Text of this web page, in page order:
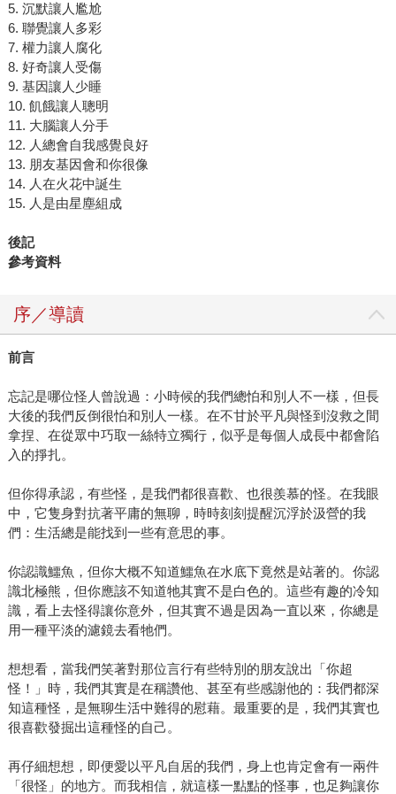
5. 沉默讓人尷尬
6. 聯覺讓人多彩
7. 權力讓人腐化
8. 好奇讓人受傷
9. 基因讓人少睡
10. 飢餓讓人聰明
11. 大腦讓人分手
12. 人總會自我感覺良好
13. 朋友基因會和你很像
14. 人在火花中誕生
15. 人是由星塵組成
後記
參考資料
序／導讀
前言
忘記是哪位怪人曾說過：小時候的我們總怕和別人不一樣，但長
大後的我們反倒很怕和別人一樣。在不甘於平凡與怪到沒救之間
拿捏、在從眾中巧取一絲特立獨行，似乎是每個人成長中都會陷
入的掙扎。
但你得承認，有些怪，是我們都很喜歡、也很羨慕的怪。在我眼
中，它隻身對抗著平庸的無聊，時時刻刻提醒沉浮於汲營的我
們：生活總是能找到一些有意思的事。
你認識鱷魚，但你大概不知道鱷魚在水底下竟然是站著的。你認
識北極熊，但你應該不知道牠其實不是白色的。這些有趣的冷知
識，看上去怪得讓你意外，但其實不過是因為一直以來，你總是
用一種平淡的濾鏡去看牠們。
想想看，當我們笑著對那位言行有些特別的朋友說出「你超
怪！」時，我們其實是在稱讚他、甚至有些感謝他的：我們都深
知這種怪，是無聊生活中難得的慰藉。最重要的是，我們其實也
很喜歡發掘出這種怪的自己。
再仔細想想，即便愛以平凡自居的我們，身上也肯定會有一兩件
「很怪」的地方。而我相信，就這樣一點點的怪事，也足夠讓你